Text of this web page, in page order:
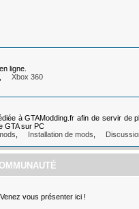
ligne.
Xbox 360
à GTAModding.fr afin de servir de
GTA sur PC
Installation de mods
vous présenter ici !